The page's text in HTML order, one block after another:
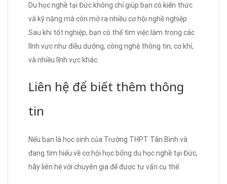
Du học nghề tại Đức không chỉ giúp bạn có kiến thức
và kỹ năng mà còn mở ra nhiều cơ hội nghề nghiệp.
Sau khi tốt nghiệp, bạn có thể tìm việc làm trong các
lĩnh vực như điều dưỡng, công nghệ thông tin, cơ khí,
và nhiều lĩnh vực khác.
Liên hệ để biết thêm thông
tin
Nếu bạn là học sinh của Trường THPT Tân Bình và
đang tìm hiểu về cơ hội học bổng du học nghề tại Đức,
hãy liên hệ với chuyên gia để được tư vấn cụ thể.